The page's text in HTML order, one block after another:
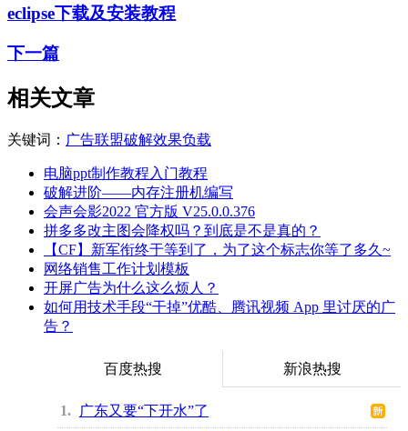
eclipse下载及安装教程
下一篇
相关文章
关键词： 广告联盟破解效果负载
电脑ppt制作教程入门教程
破解进阶——内存注册机编写
会声会影2022 官方版 V25.0.0.376
拼多多改主图会降权吗？到底是不是真的？
【CF】新军衔终于等到了，为了这个标志你等了多久~
网络销售工作计划模板
开屏广告为什么这么烦人？
如何用技术手段“干掉”优酷、腾讯视频 App 里讨厌的广
告？
百度热搜 新浪热搜
1 广东又要“下开水”了